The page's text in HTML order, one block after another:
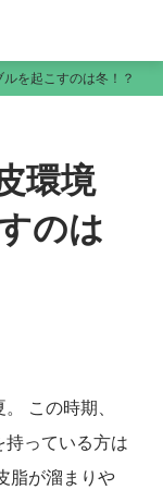
を起こすのは冬！？
環境
のは
この時期、
持っている方は
脂が溜まりや